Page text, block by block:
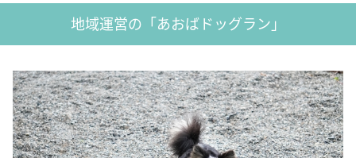
地域運営の「あおばドッグラン」